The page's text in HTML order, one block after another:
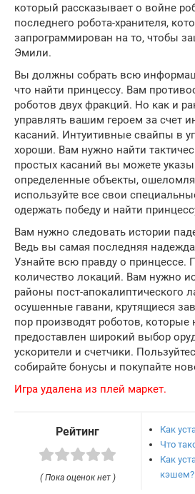
который рассказывает о войне
последнего робота-хранителя,
запрограммирован на то, чтобы
Эмили.
Вы должны собрать всю
что найти принцессу. Вам
роботов двух фракций. Но как и
управлять вашим героем за счет
касаний. Интуитивные свайпы в
хороши. Вам нужно найти
простых касаний вы можете
определенные объекты,
используйте все свои
одержать победу и найти
Вам нужно следовать истории
Ведь вы самая последняя надежда
Узнайте всю правду о принцессе.
количество локаций. Вам нужно
районы пост-апокалиптического
осушенные гавани, крутящиеся
пор производят роботов,
предоставлен широкий выбор
ускорители и счетчики.
собирайте бонусы и покупайте
Игра удалена из плей маркет.
Рейтинг
( Пока оценок нет )
Как
Что
Как
кэшем?